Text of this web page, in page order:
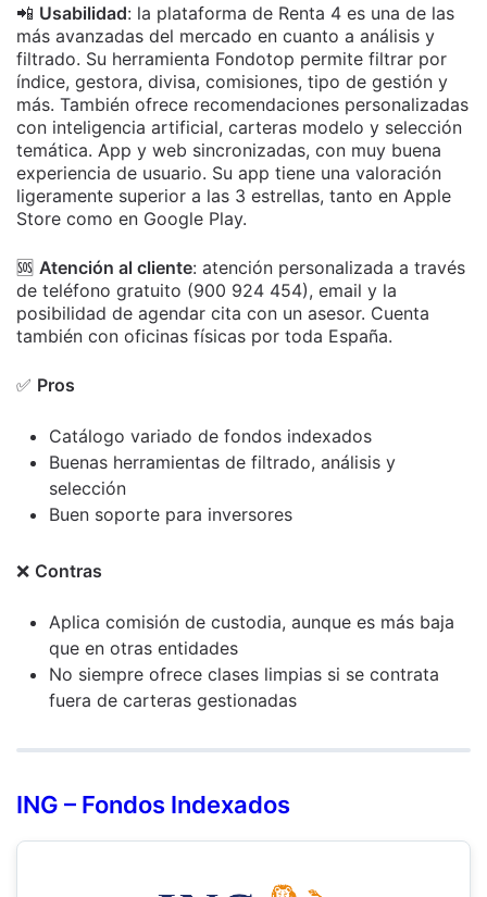
📲 Usabilidad: la plataforma de Renta 4 es una de las
más avanzadas del mercado en cuanto a análisis y
filtrado. Su herramienta Fondotop permite filtrar por
índice, gestora, divisa, comisiones, tipo de gestión y
más. También ofrece recomendaciones personalizadas
con inteligencia artificial, carteras modelo y selección
temática. App y web sincronizadas, con muy buena
experiencia de usuario. Su app tiene una valoración
ligeramente superior a las 3 estrellas, tanto en Apple
Store como en Google Play.
🆘 Atención al cliente: atención personalizada a través
de teléfono gratuito (900 924 454), email y la
posibilidad de agendar cita con un asesor. Cuenta
también con oficinas físicas por toda España.
✅ Pros
Catálogo variado de fondos indexados
Buenas herramientas de filtrado, análisis y
selección
Buen soporte para inversores
❌ Contras
Aplica comisión de custodia, aunque es más baja
que en otras entidades
No siempre ofrece clases limpias si se contrata
fuera de carteras gestionadas
ING – Fondos Indexados